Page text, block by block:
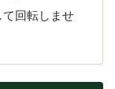
回転しませ